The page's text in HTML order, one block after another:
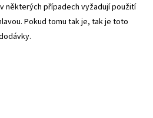
některých případech vyžadují použití
Pokud tomu tak je, tak je toto